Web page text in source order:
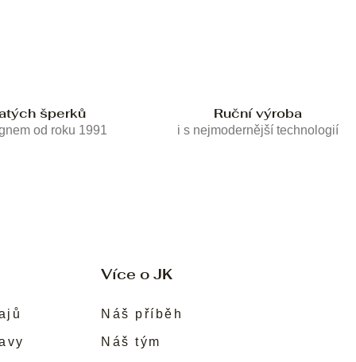
šperků
od roku 1991
Ruční výroba
i s nejmodernější technologií
Více o JK
Náš příběh
Náš tým